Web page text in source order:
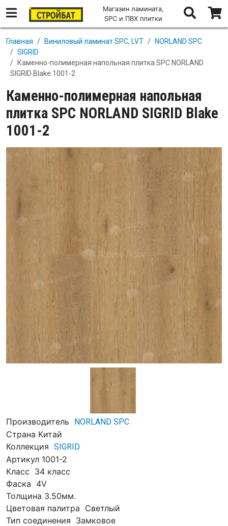
Магазин ламината,
SPC и ПВХ плитки
Главная Виниловый ламинат SPC, LVT
NORLAND SPC
SIGRID
Каменно-полимерная напольная плитка SPC NORLAND
SIGRID Blake 1001-2
Каменно-полимерная напольная
плитка SPC NORLAND SIGRID Blake
1001-2
Производитель NORLAND SPC
Страна Китай
Коллекция SIGRID
Артикул 1001-2
Класс 34 класс
Фаска 4V
Толщина 3.50мм.
Цветовая палитра Светлый
Тип соединения Замковое